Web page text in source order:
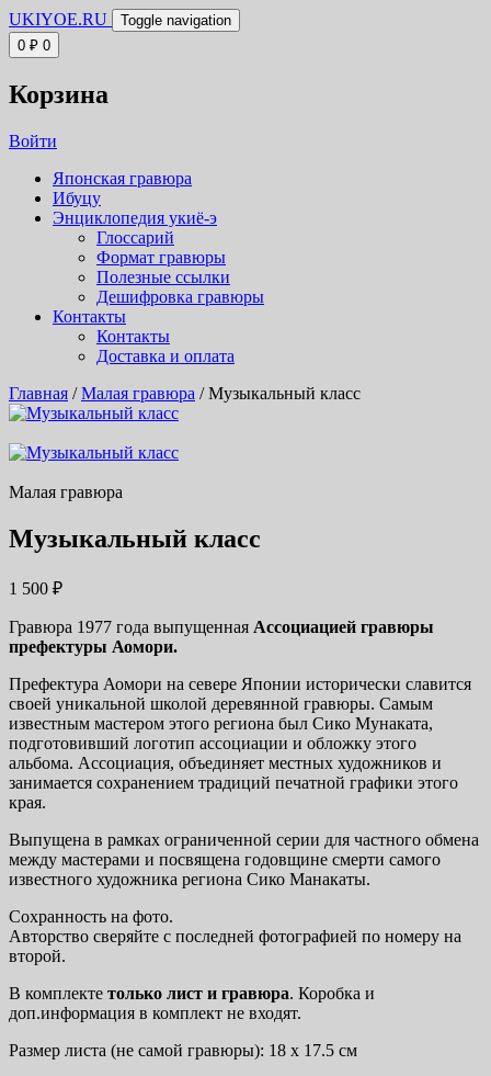
UKIYOE.RU
Toggle navigation
0 ₽ 0
Корзина
Войти
Японская гравюра
Ибуцу
Энциклопедия укиё-э
Глоссарий
Формат гравюры
Полезные ссылки
Дешифровка гравюры
Контакты
Контакты
Доставка и оплата
Главная /Малая гравюра / Музыкальный класс
Малая гравюра
Музыкальный класс
1 500 ₽
Гравюра 1977 года выпущенная Ассоциацией гравюры
префектуры Аомори.
Префектура Аомори на севере Японии исторически славится
своей уникальной школой деревянной гравюры. Самым
известным мастером этого региона был Сико Мунаката,
подготовивший логотип ассоциации и обложку этого
альбома. Ассоциация, объединяет местных художников и
занимается сохранением традиций печатной графики этого
края.
Выпущена в рамках ограниченной серии для частного обмена
между мастерами и посвящена годовщине смерти самого
известного художника региона Сико Манакаты.
Сохранность на фото.
Авторство сверяйте с последней фотографией по номеру на
второй.
В комплекте только лист и гравюра. Коробка и
доп.информация в комплект не входят.
Размер листа (не самой гравюры): 18 х 17.5 см